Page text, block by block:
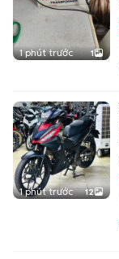
1 phút trước 1
1 phút trước 12